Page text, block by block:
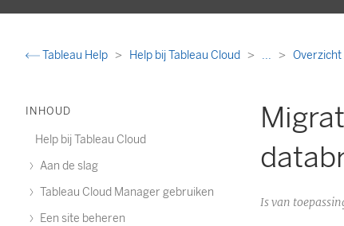
Tableau Help Help bij Tableau Cloud ...
INHOUD
Help bij Tableau Cloud
Aan de slag
Tableau Cloud Manager gebruiken
Een site beheren
Is van